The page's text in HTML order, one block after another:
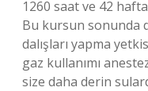
1260 saat ve 42
Bu kursun sonunda
dalışları yapma
gaz kullanımı
size daha derin